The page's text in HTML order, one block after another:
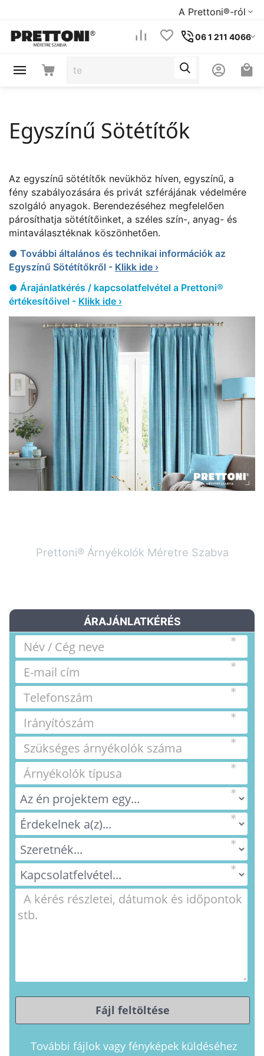
A Prettoni®-ról
06 1 211 4066
Egyszínű Sötétítők
Az egyszínű sötétítők nevükhöz híven, egyszínű, a
fény szabályozására és privát szférájának védelmére
szolgáló anyagok. Berendezéséhez megfelelően
párosíthatja sötétítőinket, a széles szín-, anyag- és
mintaválasztéknak köszönhetően.
● További általános és technikai információk az
Egyszínű Sötétítőkről - Klikk ide ›
● Árajánlatkérés / kapcsolatfelvétel a Prettoni®
értékesítőivel - Klikk ide ›
Prettoni® Árnyékolók Méretre Szabva
ÁRAJÁNLATKÉRÉS